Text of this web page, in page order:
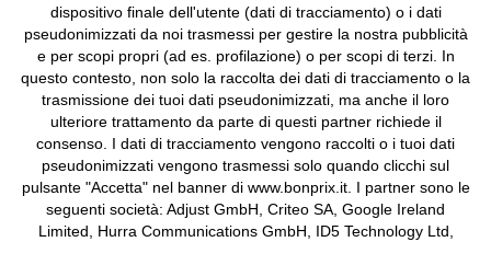
dispositivo finale dell'utente (dati di tracciamento) o i dati
pseudonimizzati da noi trasmessi per gestire la nostra pubblicità
e per scopi propri (ad es. profilazione) o per scopi di terzi. In
questo contesto, non solo la raccolta dei dati di tracciamento o la
trasmissione dei tuoi dati pseudonimizzati, ma anche il loro
ulteriore trattamento da parte di questi partner richiede il
consenso. I dati di tracciamento vengono raccolti o i tuoi dati
pseudonimizzati vengono trasmessi solo quando clicchi sul
pulsante "Accetta" nel banner di www.bonprix.it. I partner sono le
seguenti società: Adjust GmbH, Criteo SA, Google Ireland
Limited, Hurra Communications GmbH, ID5 Technology Ltd,